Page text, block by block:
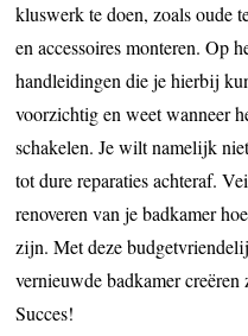
kluswerk te doen, zoals oude
en accessoires monteren. Op
handleidingen die je hierbij
voorzichtig en weet wanneer
schakelen. Je wilt namelijk
tot dure reparaties achteraf.
renoveren van je badkamer
zijn. Met deze
vernieuwde badkamer
Succes!